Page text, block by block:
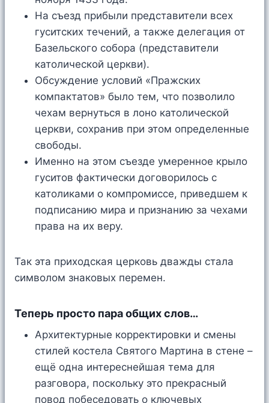
На съезд прибыли представители всех
гуситских течений, а также делегация от
Базельского собора (представители
католической церкви).
Обсуждение условий «Пражских
компактатов» было тем, что позволило
чехам вернуться в лоно католической
церкви, сохранив при этом определенные
свободы.
Именно на этом съезде умеренное крыло
гуситов фактически договорилось с
католиками о компромиссе, приведшем к
подписанию мира и признанию за чехами
права на их веру.
Так эта приходская церковь дважды стала
символом знаковых перемен.
Теперь просто пара общих слов…
Архитектурные корректировки и смены
стилей костела Святого Мартина в стене –
ещё одна интереснейшая тема для
разговора, поскольку это прекрасный
повод побеседовать о ключевых